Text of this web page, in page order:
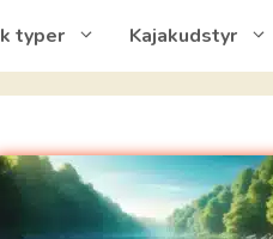
typer Kajakudstyr